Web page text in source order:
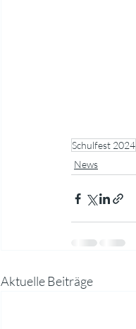
Schulfest 2024
News
Aktuelle Beiträge